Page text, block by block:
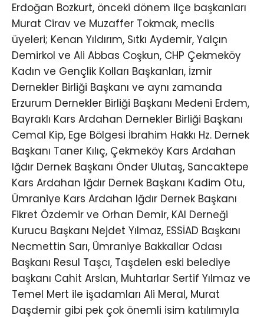
Erdoğan Bozkurt, önceki dönem ilçe başkanları
Murat Cirav ve Muzaffer Tokmak, meclis
üyeleri; Kenan Yıldırım, Sıtkı Aydemir, Yalçın
Demirkol ve Ali Abbas Coşkun, CHP Çekmeköy
Kadın ve Gençlik Kolları Başkanları, İzmir
Dernekler Birliği Başkanı ve aynı zamanda
Erzurum Dernekler Birliği Başkanı Medeni Erdem,
Bayraklı Kars Ardahan Dernekler Birliği Başkanı
Cemal Kip, Ege Bölgesi İbrahim Hakkı Hz. Dernek
Başkanı Taner Kılıç, Çekmeköy Kars Ardahan
Iğdır Dernek Başkanı Önder Ulutaş, Sancaktepe
Kars Ardahan Iğdır Dernek Başkanı Kadim Otu,
Ümraniye Kars Ardahan Iğdır Dernek Başkanı
Fikret Özdemir ve Orhan Demir, KAI Derneği
Kurucu Başkanı Nejdet Yılmaz, ESSİAD Başkanı
Necmettin Sarı, Ümraniye Bakkallar Odası
Başkanı Resul Taşcı, Taşdelen eski belediye
başkanı Cahit Arslan, Muhtarlar Sertif Yılmaz ve
Temel Mert ile işadamları Ali Meral, Murat
Daşdemir gibi pek çok önemli isim katılımıyla